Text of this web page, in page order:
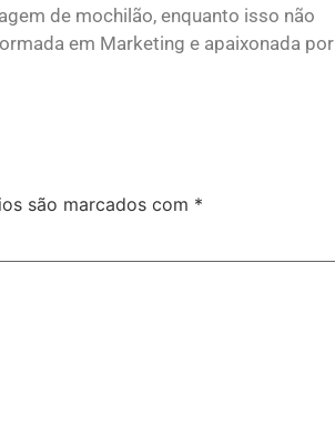
de mochilão, enquanto isso não
em Marketing e apaixonada por
são marcados com *